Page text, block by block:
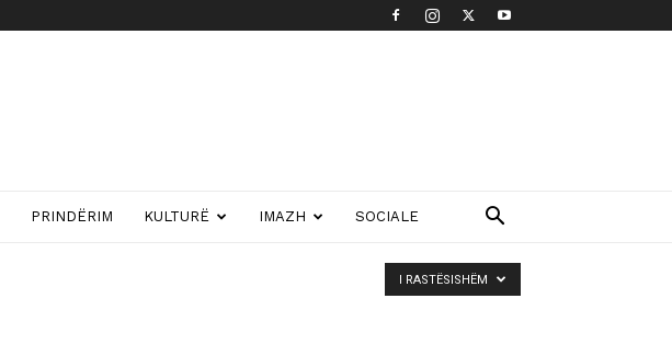
PRINDËRIM KULTURË IMAZH SOCIALE
I RASTËSISHËM